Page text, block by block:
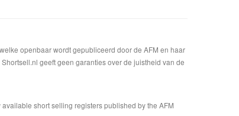
openbaar wordt gepubliceerd door de AFM en haar
geeft geen garanties over de juistheid van de
short selling registers published by the AFM